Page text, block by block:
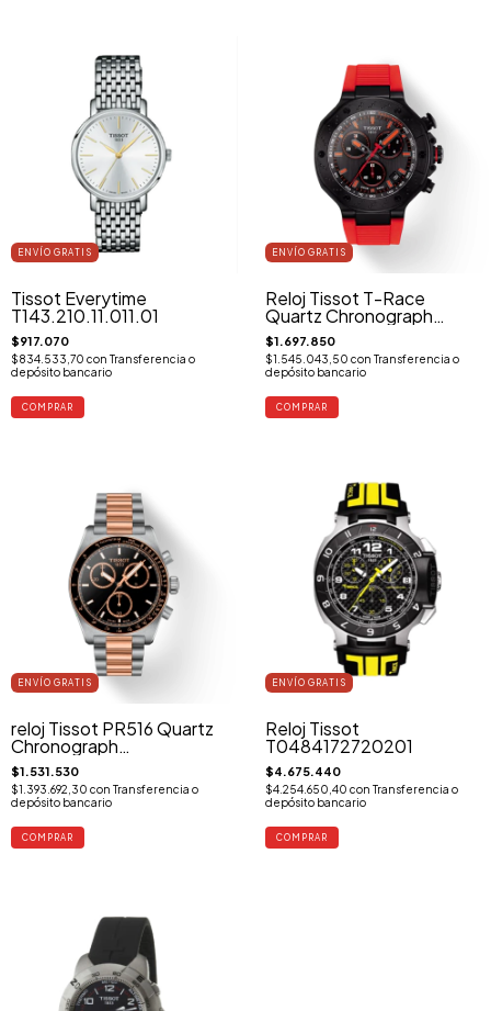
ENVÍO GRATIS
Tissot Everytime
T143.210.11.011.01
$917.070
$834.533,70 con Transferencia o
depósito bancario
ENVÍO GRATIS
Reloj Tissot T-Race
Quartz Chronograph
T141.417.37.061.01
$1.697.850
$1.545.043,50 con Transferencia o
depósito bancario
ENVÍO GRATIS
reloj Tissot PR516 Quartz
Chronograph
T149.417.22.051.01
$1.531.530
$1.393.692,30 con Transferencia o
depósito bancario
ENVÍO GRATIS
Reloj Tissot
T0484172720201
$4.675.440
$4.254.650,40 con Transferencia o
depósito bancario